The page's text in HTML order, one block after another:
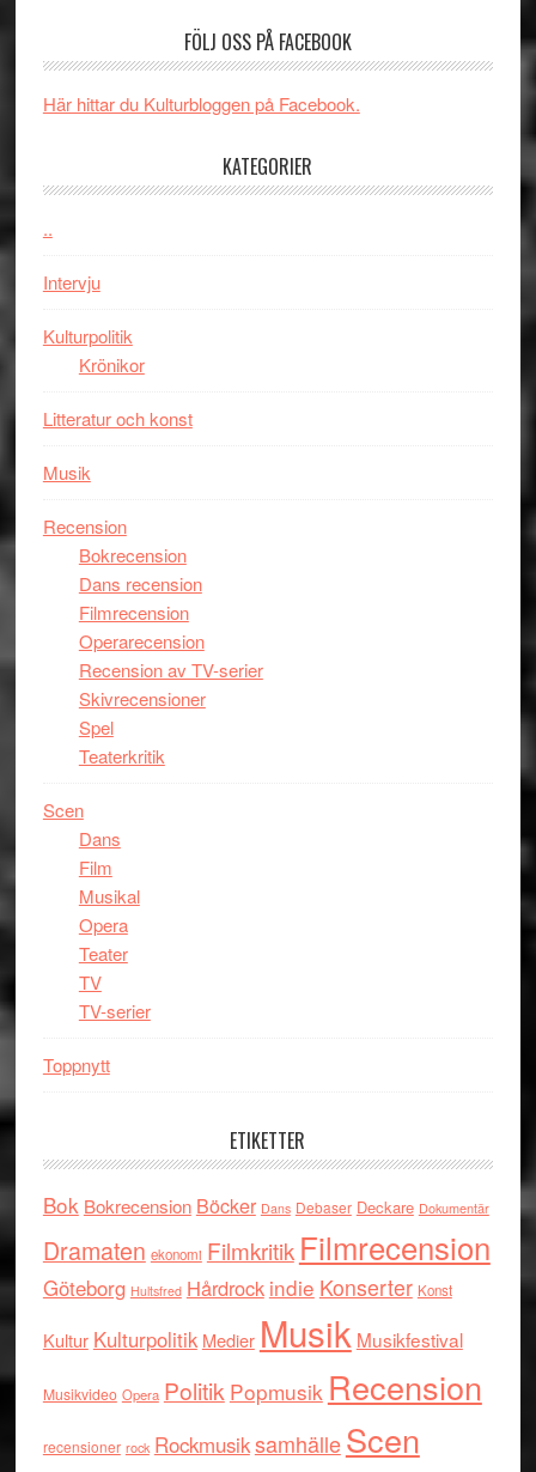
Brand
kan
FÖLJ OSS PÅ FACEBOOK
Här hittar du Kulturbloggen på Facebook.
KATEGORIER
..
Intervju
Kulturpolitik
Krönikor
Litteratur och konst
Musik
Recension
Bokrecension
Dans recension
Filmrecension
Operarecension
Recension av TV-serier
Skivrecensioner
Spel
Teaterkritik
Scen
Dans
Film
Musikal
Opera
Teater
TV
TV-serier
Toppnytt
ETIKETTER
Bok Bokrecension Böcker Dans Debaser Deckare Dokumentär
Dramaten ekonomi Filmkritik Filmrecension
Göteborg Hultsfred Hårdrock indie Konserter Konst
Kultur Kulturpolitik Medier Musik Musikfestival
Musikvideo Opera Politik Popmusik Recension
recensioner rock RockmusiksamhälleScen